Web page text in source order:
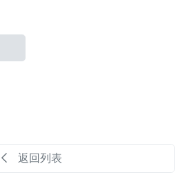
返回列表